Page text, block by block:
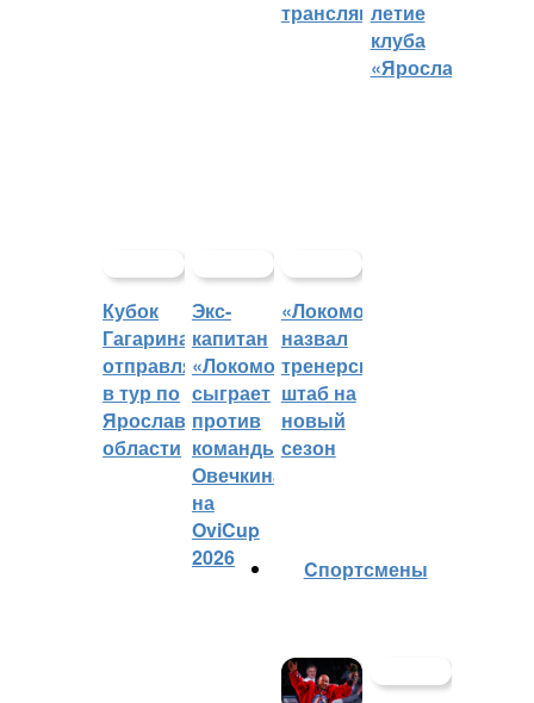
трансляцийлетие
клуба
«Ярославич»
Кубок
Гагарина
отправляется
в тур по
Ярославской
области
Экс-
капитан
«Локомотива»
сыграет
против
команды
Овечкина
на
OviCup
2026
«Локомотив»
назвал
тренерский
штаб на
новый
сезон
Cпортсмены